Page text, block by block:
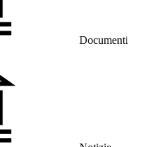
Documenti